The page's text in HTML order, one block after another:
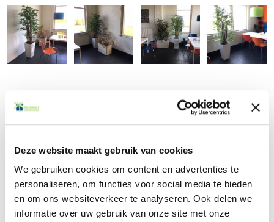
Deze website maakt gebruik van cookies
We gebruiken cookies om content en advertenties te
personaliseren, om functies voor social media te bieden
en om ons websiteverkeer te analyseren. Ook delen we
informatie over uw gebruik van onze site met onze
Terug naar het overzicht
BEN JE GEÏNTERESSEERD GERAAKT IN ONZE